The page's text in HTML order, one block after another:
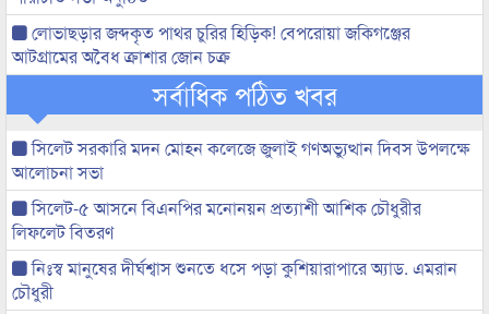
লোভাছড়ার জব্দকৃত পাথর চুরির হিড়িক! বেপরোয়া জকিগঞ্জের
আটগ্রামের অবৈধ ক্রাশার জোন চক্র
সর্বাধিক পঠিত খবর
সিলেট সরকারি মদন মোহন কলেজে জুলাই গণঅভ্যুত্থান দিবস উপলক্ষে
আলোচনা সভা
সিলেট-৫ আসনে বিএনপির মনোনয়ন প্রত্যাশী আশিক চৌধুরীর
লিফলেট বিতরণ
নিঃস্ব মানুষের দীর্ঘশ্বাস শুনতে ধসে পড়া কুশিয়ারাপারে অ্যাড. এমরান
চৌধুরী